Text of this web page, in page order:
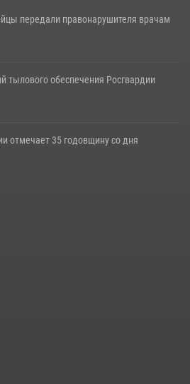
передали правонарушителя врачам
тылового обеспечения Росгвардии
отмечает 35 годовщину со дня